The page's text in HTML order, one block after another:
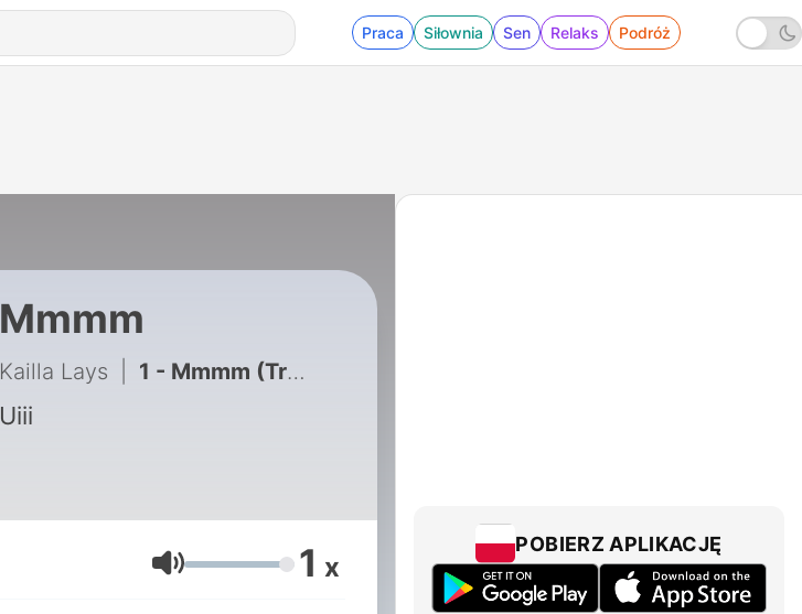
Praca Siłownia Sen Relaks Podróż
Mmmm
Kailla Lays 1 - Mmmm (Trailer)
Uiii
Głośność 1 x
POBIERZ APLIKACJĘ